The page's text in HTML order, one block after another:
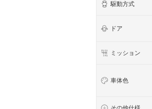
駆動方式
ドア
ミッション
車体色